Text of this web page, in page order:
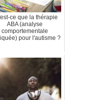
ce que la thérapie
ABA (analyse
comportementale
pour l'autisme ?